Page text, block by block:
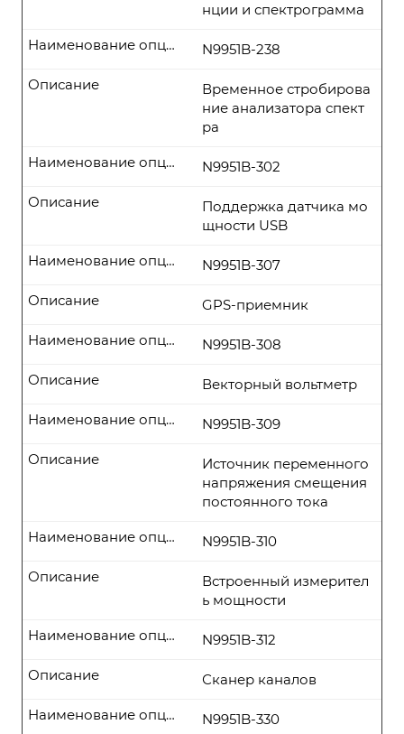
нции и спектрограмма
N9951B-238
Наименование опции
Временное стробирова
ние анализатора спект
ра
Описание
N9951B-302
Наименование опции
Поддержка датчика мо
щности USB
Описание
N9951B-307
Наименование опции
GPS-приемник
Описание
N9951B-308
Наименование опции
Векторный вольтметр
Описание
N9951B-309
Наименование опции
Источник переменного
напряжения смещения
постоянного тока
Описание
N9951B-310
Наименование опции
Встроенный измерител
ь мощности
Описание
N9951B-312
Наименование опции
Сканер каналов
Описание
N9951B-330
Наименование опции